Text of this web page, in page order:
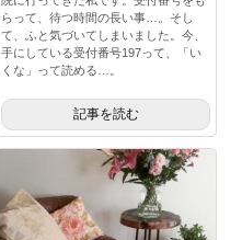
らって、待つ時間の長い事…。そし
て、ふと気づいてしまいました。今、
手にしている受付番号197って、「い
くな」って読める…。
記事を読む